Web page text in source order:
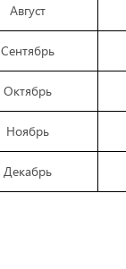
Август
Сентябрь
Октябрь
Ноябрь
Декабрь